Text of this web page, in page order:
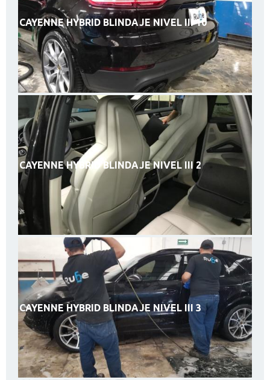
CAYENNE HYBRID BLINDAJE NIVEL III 10
CAYENNE HYBRID BLINDAJE NIVEL III 2
CAYENNE HYBRID BLINDAJE NIVEL III 3